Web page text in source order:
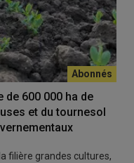
de 600 000 ha de
et du tournesol
filière grandes cultures,